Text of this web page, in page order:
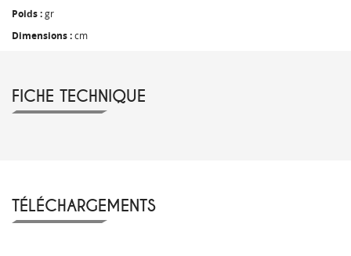
Poids :gr
Dimensions :cm
FICHE TECHNIQUE
TÉLÉCHARGEMENTS